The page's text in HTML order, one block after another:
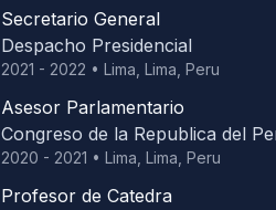
Secretario General
Despacho Presidencial
2021 - 2022 •Lima, Lima, Peru
Asesor Parlamentario
Congreso de la Republica del
2020 - 2021 •Lima, Lima, Peru
Profesor de Catedra